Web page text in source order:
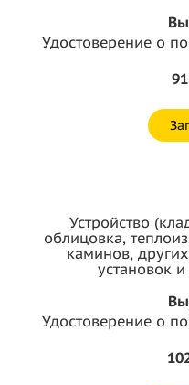
Удостоверение о
Устройство
облицовка,
каминов,
установок
Удостоверение о